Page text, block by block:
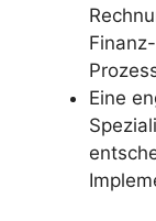
Eine